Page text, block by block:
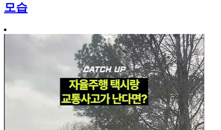
모습